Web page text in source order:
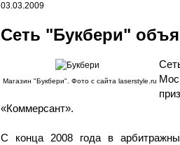
03.03.2009
Сеть "Букбери"
Магазин "Букбери". Фото с сайта laserstyle.ru
«Коммерсант».
С конца 2008 года в